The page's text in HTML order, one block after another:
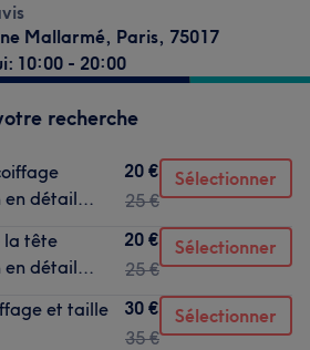
Mallarmé, Paris, 75017
10:00 - 20:00
recherche
en détail...
20 €
25 €
Sélectionner
la tête
en détail...
20 €
25 €
Sélectionner
et taille
30 €
35 €
Sélectionner